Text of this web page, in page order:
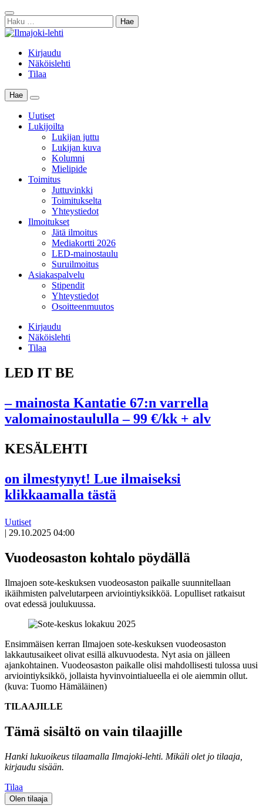
Skip
to
content
Sulje
haku
Haku:
Kirjaudu
Näköislehti
Tilaa
Hae
Main
Menu
Uutiset
Lukijoilta
Lukijan juttu
Lukijan kuva
Kolumni
Mielipide
Toimitus
Juttuvinkki
Toimitukselta
Yhteystiedot
Ilmoitukset
Jätä ilmoitus
Mediakortti 2026
LED-mainostaulu
Suruilmoitus
Asiakaspalvelu
Stipendit
Yhteystiedot
Osoitteenmuutos
Kirjaudu
Näköislehti
Tilaa
LED IT BE
– mainosta Kantatie 67:n varrella
valomainostaululla – 99 €/kk + alv
KESÄLEHTI
on ilmestynyt! Lue ilmaiseksi
klikkaamalla tästä
Uutiset
| 29.10.2025 04:00
Vuodeosaston kohtalo pöydällä
Ilmajoen sote-keskuksen vuodeosaston paikalle suunnitellaan
ikäihmisten palvelutarpeen arviointiyksikköä. Lopulliset ratkaisut
ovat edessä joulukuussa.
Ensimmäisen kerran Ilmajoen sote-keskuksen vuodeosaston
lakkautusaikeet olivat esillä alkuvuodesta. Nyt asia on jälleen
ajankohtainen. Vuodeosaston paikalle olisi mahdollisesti tulossa uusi
arviointiyksikkö, jollaista hyvinvointialueella ei ole aiemmin ollut.
(kuva: Tuomo Hämäläinen)
TILAAJILLE
Tämä sisältö on vain tilaajille
Hanki lukuoikeus tilaamalla Ilmajoki-lehti. Mikäli olet jo tilaaja,
kirjaudu sisään.
Tilaa
Olen tilaaja